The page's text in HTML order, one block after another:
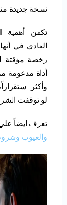
نسخة جديدة
تكمن أهمية
العادي في
رخصة مؤقتة
أداة مدعومة
وأكثر
لو توقفت
تعرف ايضاً
والعيوب